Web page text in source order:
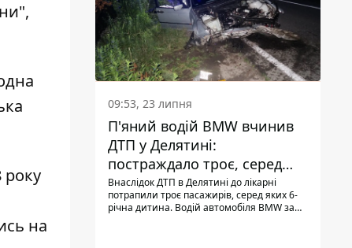
року
на
09:53, 23 липня
П'яний водій BMW вчинив
ДТП у Делятині:
постраждало троє, серед
них - дитина
Внаслідок ДТП в Делятині до лікарні
потрапили троє пасажирів, серед яких 6-
річна дитина. Водій автомобіля BMW за